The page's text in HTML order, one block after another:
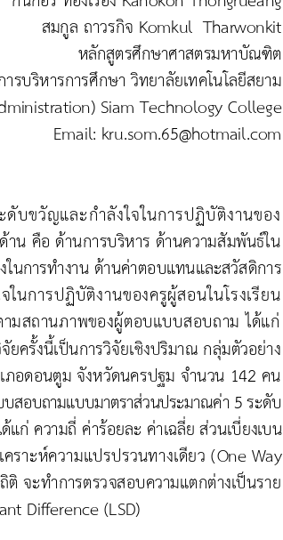
สมกูล ถาวรกิจ Komkul  Tharwonkit
หลักสูตรศึกษาศาสตรมหาบัณฑิต
ารบริหารการศึกษา วิทยาลัยเทคโนโลยีสยาม
Siam Technology College
Email: kru.som.65@hotmail.com
บขวัญและก าลังใจในการปฏิบัติงานของ
าน คือ ด้านการบริหาร ด้านความสัมพันธ์ใน
นการท างาน ด้านค่าตอบแทนและสวัสดิการ
นการปฏิบัติงานของครูผู้สอนในโรงเรียน
มสถานภาพของผู้ตอบแบบสอบถาม ได้แก่
ยครั้งนี้เป็นการวิจัยเชิงปริมาณ กลุ่มตัวอย่าง
ภอดอนตูม จังหวัดนครปฐม จ านวน 142 คน
บสอบถามแบบมาตราส่วนประมาณค่า 5 ระดับ
แก่ ความถี่ ค่าร้อยละ ค่าเฉลี่ย ส่วนเบี่ยงเบน
คราะห์ความแปรปรวนทางเดียว (One Way
จะท าการตรวจสอบความแตกต่างเป็นราย
Difference (LSD)